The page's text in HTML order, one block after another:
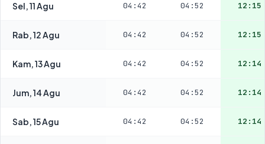
Sel, 11 Agu 04:42 04:52 12:15
Rab, 12 Agu 04:42 04:52 12:15
Kam, 13 Agu 04:42 04:52 12:14
Jum, 14 Agu 04:42 04:52 12:14
Sab, 15 Agu 04:42 04:52 12:14